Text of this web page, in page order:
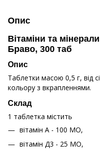
Опис
Вітаміни та
Браво, 300 таб
Опис
Таблетки масою 0,5 г, від
кольору з вкрапленнями.
Склад
1 таблетка містить
вітамін А - 100 МО,
вітамін Д3 - 25 МО,